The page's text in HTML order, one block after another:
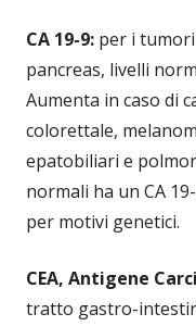
CA 19-9: per i
pancreas, livelli
Aumenta in caso di
colorettale,
epatobiliari e
normali ha un CA
per motivi genetici.
CEA, Antigene
tratto gastro-